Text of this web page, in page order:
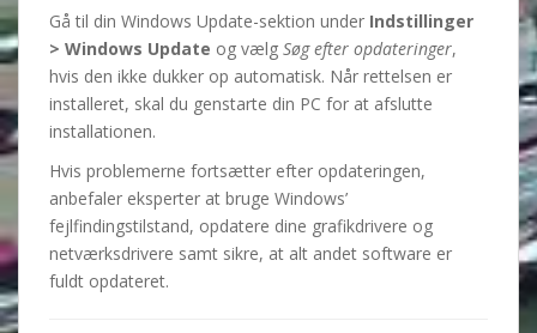
Gå til din Windows Update-sektion under Indstillinger
> Windows Update og vælg Søg efter opdateringer,
hvis den ikke dukker op automatisk. Når rettelsen er
installeret, skal du genstarte din PC for at afslutte
installationen.
Hvis problemerne fortsætter efter opdateringen,
anbefaler eksperter at bruge Windows’
fejlfindingstilstand, opdatere dine grafikdrivere og
netværksdrivere samt sikre, at alt andet software er
fuldt opdateret.